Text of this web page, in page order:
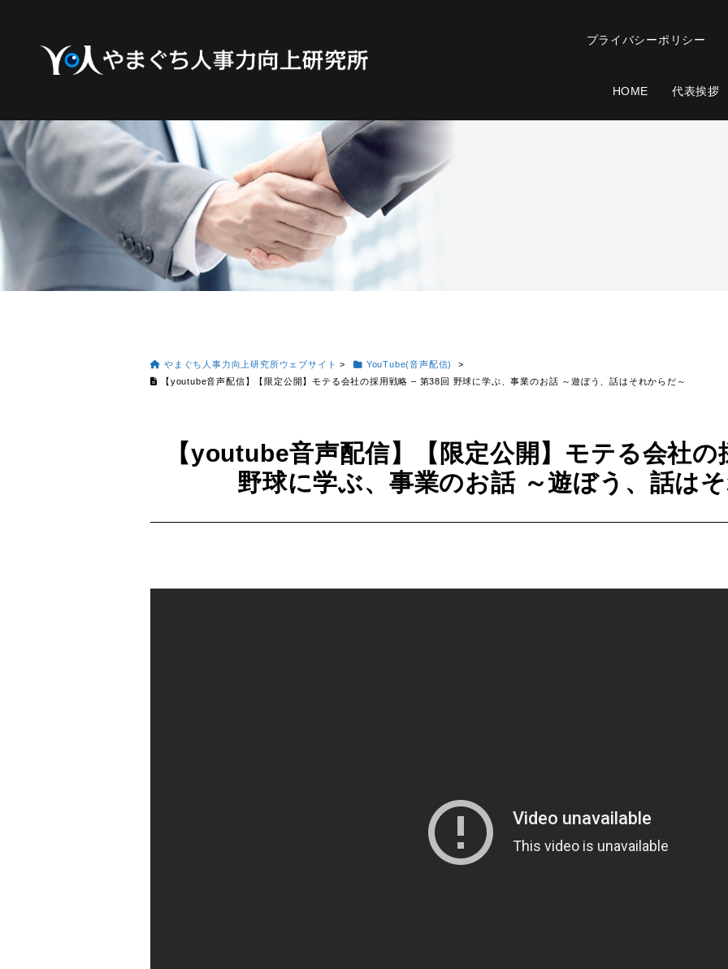
プライバシーポリシー
HOME 代表挨拶
やまぐち人事力向上研究所ウェブサイト > YouTube(音声配信)
>
【youtube音声配信】【限定公開】モテる会社の採用戦略 – 第38回 野球に学ぶ、事業のお話 ～遊ぼう、話はそれからだ～
【youtube音声配信】【限定公開】モテる会社
野球に学ぶ、事業のお話 ～遊ぼう、話は